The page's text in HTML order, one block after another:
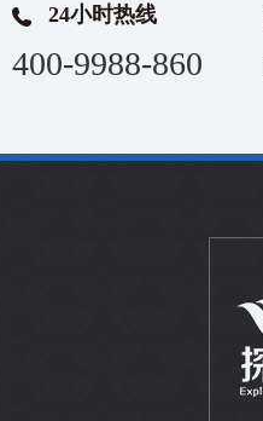
24小时热线
400-9988-860